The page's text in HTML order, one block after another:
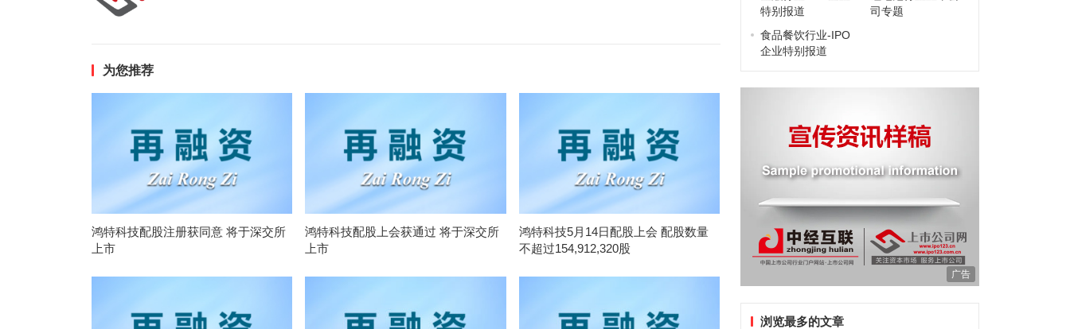
为您推荐
鸿特科技配股注册获同意 将于深交所
上市
鸿特科技配股上会获通过 将于深交所
上市
鸿特科技5月14日配股上会 配股数量
不超过154,912,320股
特别报道
司专题
食品餐饮行业-IPO
企业特别报道
广告
浏览最多的文章